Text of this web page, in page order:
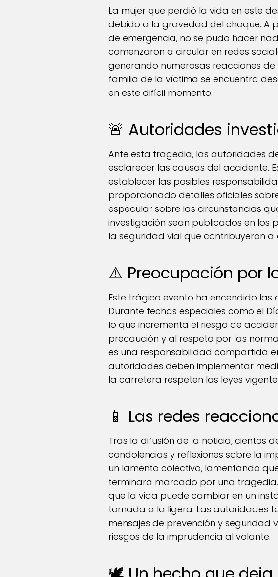
La mujer que perdió la vida en este
debido a la gravedad del choque. A
de emergencia, no se pudo hacer
comenzaron a circular en redes
generando numerosas reacciones
familia de la víctima se encuentra
en este difícil momento.
🚨 Autoridades
Ante esta tragedia, las autoridades
esclarecer las causas del accidente.
establecer las posibles
proporcionado detalles oficiales
especular sobre las circunstancias
investigación sean publicados en los
la seguridad vial que contribuyeron a
⚠️ Preocupación por
Este trágico evento ha encendido
Durante fechas especiales como el
lo que incrementa el riesgo de
precaución y al respeto por las
es una responsabilidad compartida
autoridades deben implementar
la carretera respeten las leyes
📱 Las redes
Tras la difusión de la noticia, cientos
condolencias y reflexiones sobre la
un lamento colectivo, lamentando
terminara marcado por una
que la vida puede cambiar en un
tomada a la ligera. Las autoridades
mensajes de prevención y seguridad
riesgos de la imprudencia al volante.